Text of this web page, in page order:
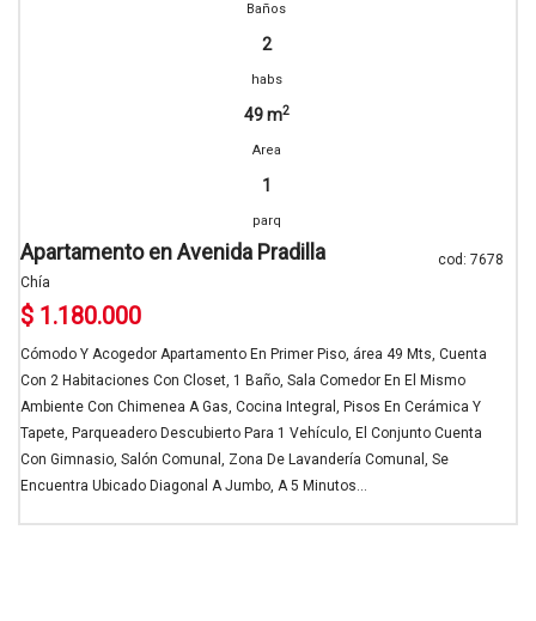
Baños
2
habs
49 m2
Area
1
parq
cod: 7678
Apartamento en Avenida Pradilla
Chía
$ 1.180.000
Cómodo Y Acogedor Apartamento En Primer Piso, área 49 Mts, Cuenta
Con 2 Habitaciones Con Closet, 1 Baño, Sala Comedor En El Mismo
Ambiente Con Chimenea A Gas, Cocina Integral, Pisos En Cerámica Y
Tapete, Parqueadero Descubierto Para 1 Vehículo, El Conjunto Cuenta
Con Gimnasio, Salón Comunal, Zona De Lavandería Comunal, Se
Encuentra Ubicado Diagonal A Jumbo, A 5 Minutos...